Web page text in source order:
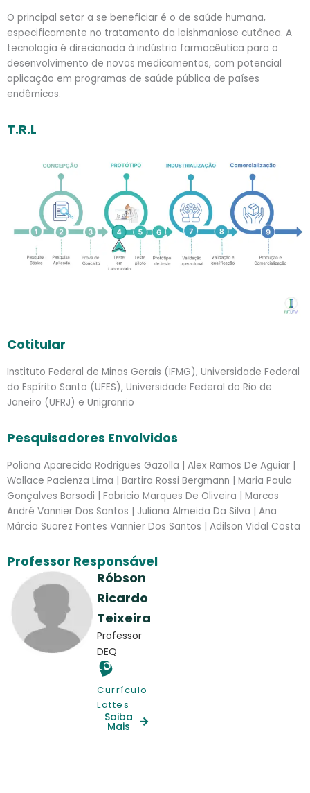
O principal setor a se beneficiar é o de saúde humana,
especificamente no tratamento da leishmaniose cutânea. A
tecnologia é direcionada à indústria farmacêutica para o
desenvolvimento de novos medicamentos, com potencial
aplicação em programas de saúde pública de países
endêmicos.
T.R.L
Cotitular
Instituto Federal de Minas Gerais (IFMG), Universidade Federal
do Espírito Santo (UFES), Universidade Federal do Rio de
Janeiro (UFRJ) e Unigranrio
Pesquisadores Envolvidos
Poliana Aparecida Rodrigues Gazolla | Alex Ramos De Aguiar |
Wallace Pacienza Lima | Bartira Rossi Bergmann | Maria Paula
Gonçalves Borsodi | Fabricio Marques De Oliveira | Marcos
André Vannier Dos Santos | Juliana Almeida Da Silva | Ana
Márcia Suarez Fontes Vannier Dos Santos | Adilson Vidal Costa
Professor Responsável
Róbson
Ricardo
Teixeira
Professor
DEQ
Currículo
Lattes
Saiba
Mais